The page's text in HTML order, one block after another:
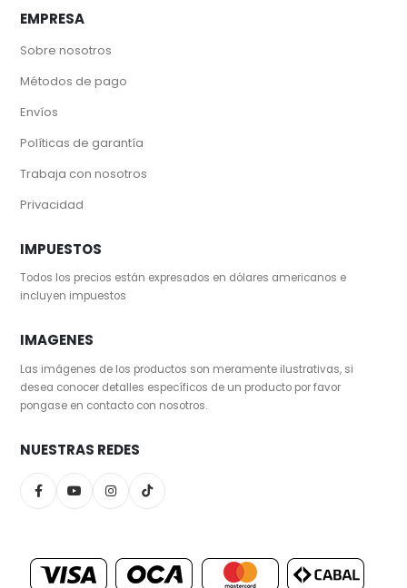
EMPRESA
Sobre nosotros
Métodos de pago
Envíos
Políticas de garantía
Trabaja con nosotros
Privacidad
IMPUESTOS
Todos los precios están expresados en dólares americanos e
incluyen impuestos
IMAGENES
Las imágenes de los productos son meramente ilustrativas, si
desea conocer detalles específicos de un producto por favor
pongase en contacto con nosotros.
NUESTRAS REDES